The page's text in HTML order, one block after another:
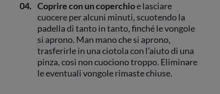
04. Coprire con un coperchioe lasciare
cuocere per alcuni minuti, scuotendo la
padella di tanto in tanto, finché le vongole
si aprono. Man mano che si aprono,
trasferirle in una ciotola con l’aiuto di una
pinza, così non cuociono troppo. Eliminare
le eventuali vongole rimaste chiuse.